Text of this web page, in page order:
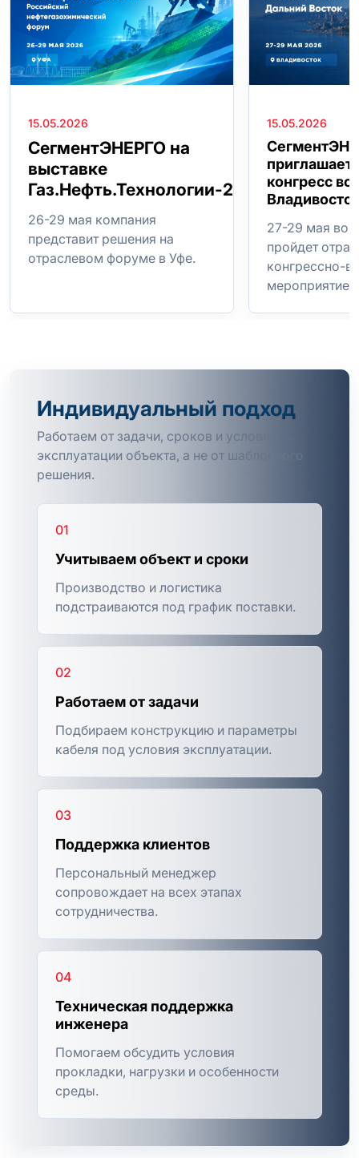
15.05.2026
СегментЭНЕРГО на
выставке
Газ.Нефть.Технологии-2026
26-29 мая компания
представит решения на
отраслевом форуме в Уфе.
15.05.2026
приглашает
конгресс во
27-29 мая во
пройдет
конгрессно-
мероприятие.
Индивидуальный подход
Работаем от задачи, сроков и условий
эксплуатации объекта, а не от шаблонного
решения.
01
Учитываем объект и сроки
Производство и логистика
подстраиваются под график поставки.
02
Работаем от задачи
Подбираем конструкцию и параметры
кабеля под условия эксплуатации.
03
Поддержка клиентов
Персональный менеджер
сопровождает на всех этапах
сотрудничества.
04
Техническая поддержка
инженера
Помогаем обсудить условия
прокладки, нагрузки и особенности
среды.